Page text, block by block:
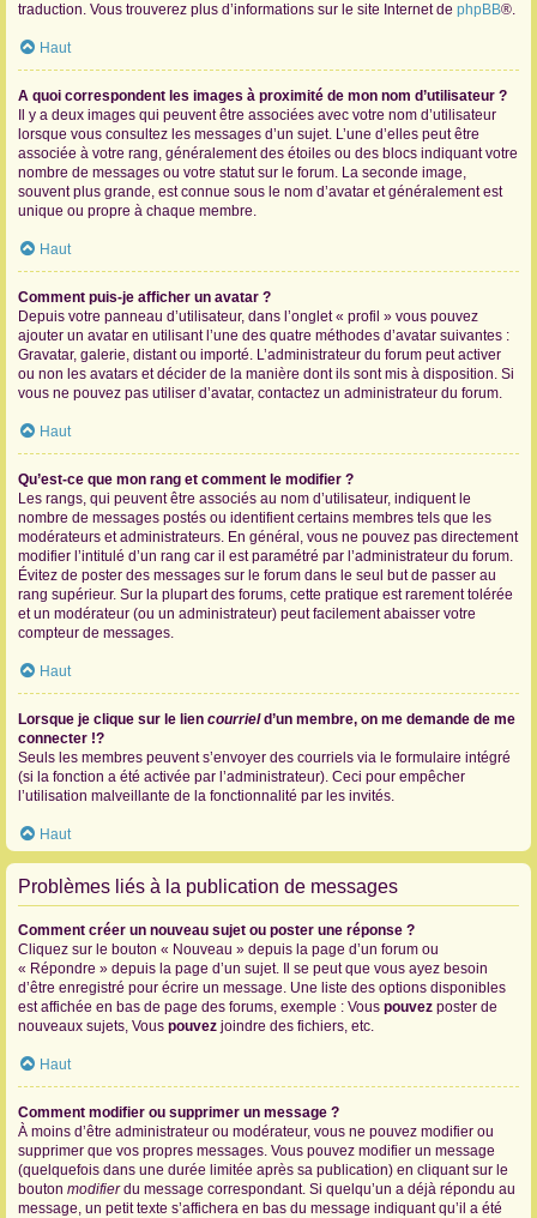
traduction. Vous trouverez plus d’informations sur le site Internet de phpBB®.
Haut
A quoi correspondent les images à proximité de mon nom d’utilisateur ?
Il y a deux images qui peuvent être associées avec votre nom d’utilisateur
lorsque vous consultez les messages d’un sujet. L’une d’elles peut être
associée à votre rang, généralement des étoiles ou des blocs indiquant votre
nombre de messages ou votre statut sur le forum. La seconde image,
souvent plus grande, est connue sous le nom d’avatar et généralement est
unique ou propre à chaque membre.
Haut
Comment puis-je afficher un avatar ?
Depuis votre panneau d’utilisateur, dans l’onglet « profil » vous pouvez
ajouter un avatar en utilisant l’une des quatre méthodes d’avatar suivantes :
Gravatar, galerie, distant ou importé. L’administrateur du forum peut activer
ou non les avatars et décider de la manière dont ils sont mis à disposition. Si
vous ne pouvez pas utiliser d’avatar, contactez un administrateur du forum.
Haut
Qu’est-ce que mon rang et comment le modifier ?
Les rangs, qui peuvent être associés au nom d’utilisateur, indiquent le
nombre de messages postés ou identifient certains membres tels que les
modérateurs et administrateurs. En général, vous ne pouvez pas directement
modifier l’intitulé d’un rang car il est paramétré par l’administrateur du forum.
Évitez de poster des messages sur le forum dans le seul but de passer au
rang supérieur. Sur la plupart des forums, cette pratique est rarement tolérée
et un modérateur (ou un administrateur) peut facilement abaisser votre
compteur de messages.
Haut
Lorsque je clique sur le lien courrield’un membre, on me demande de me
connecter !?
Seuls les membres peuvent s’envoyer des courriels via le formulaire intégré
(si la fonction a été activée par l’administrateur). Ceci pour empêcher
l’utilisation malveillante de la fonctionnalité par les invités.
Haut
Problèmes liés à la publication de messages
Comment créer un nouveau sujet ou poster une réponse ?
Cliquez sur le bouton « Nouveau » depuis la page d’un forum ou
« Répondre » depuis la page d’un sujet. Il se peut que vous ayez besoin
d’être enregistré pour écrire un message. Une liste des options disponibles
est affichée en bas de page des forums, exemple : Vous pouvez poster de
nouveaux sujets, Vous pouvez joindre des fichiers, etc.
Haut
Comment modifier ou supprimer un message ?
À moins d’être administrateur ou modérateur, vous ne pouvez modifier ou
supprimer que vos propres messages. Vous pouvez modifier un message
(quelquefois dans une durée limitée après sa publication) en cliquant sur le
bouton modifierdu message correspondant. Si quelqu’un a déjà répondu au
message, un petit texte s’affichera en bas du message indiquant qu’il a été